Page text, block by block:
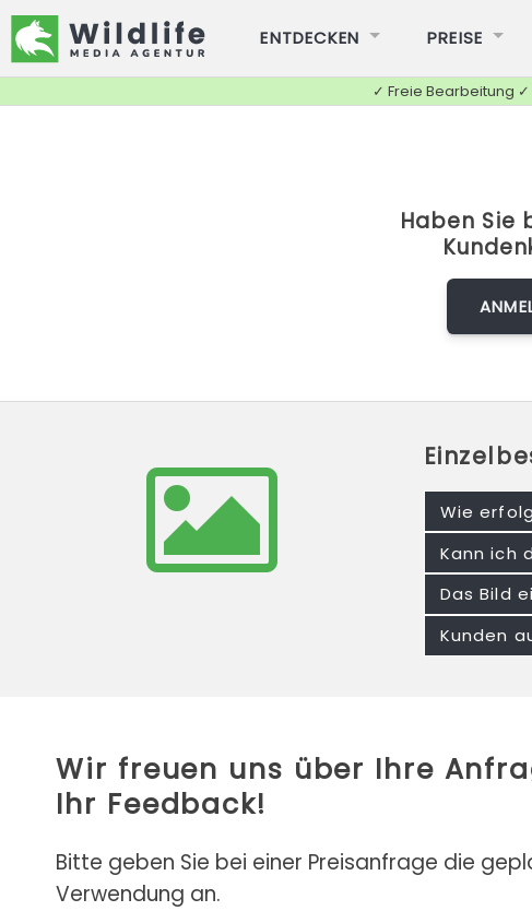
ENTDECKEN PREISE
✓ Freie Bearbeitung
Haben Sie
Wie
Kann ich
Das Bild
Kunden
Wir freuen uns über Ihre
Ihr Feedback!
Bitte geben Sie bei einer Preisanfrage die
Verwendung an.